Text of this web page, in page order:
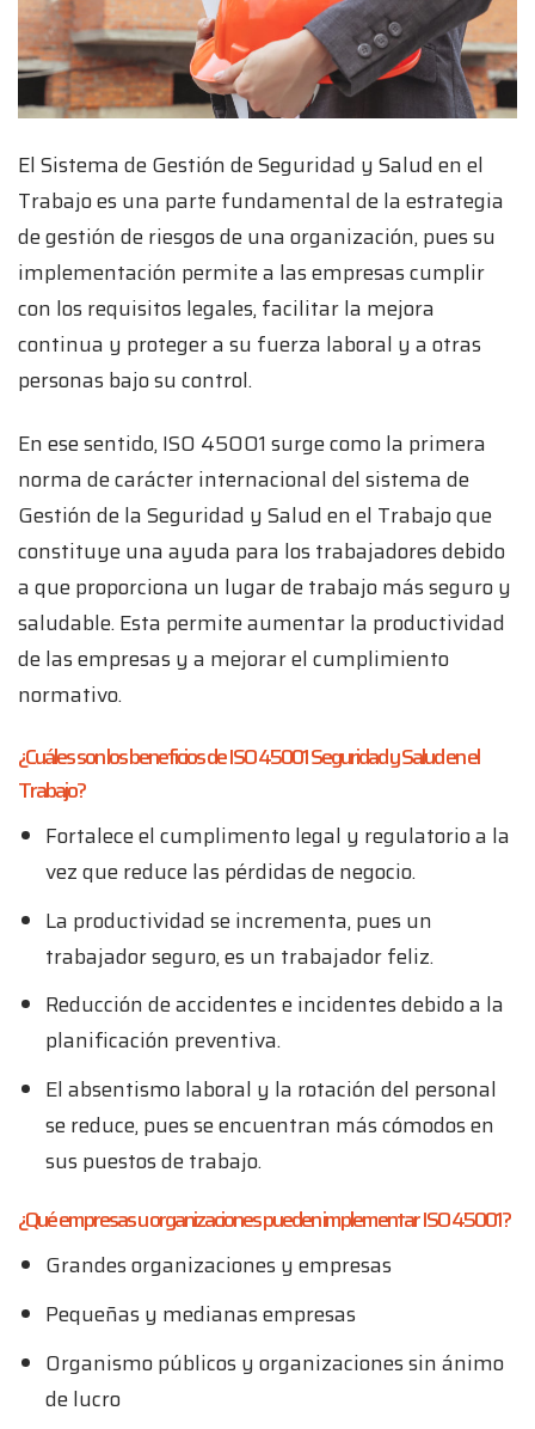
El Sistema de Gestión de Seguridad y Salud en el
Trabajo es una parte fundamental de la estrategia
de gestión de riesgos de una organización, pues su
implementación permite a las empresas cumplir
con los requisitos legales, facilitar la mejora
continua y proteger a su fuerza laboral y a otras
personas bajo su control.
En ese sentido, ISO 45001 surge como la primera
norma de carácter internacional del sistema de
Gestión de la Seguridad y Salud en el Trabajo que
constituye una ayuda para los trabajadores debido
a que proporciona un lugar de trabajo más seguro y
saludable. Esta permite aumentar la productividad
de las empresas y a mejorar el cumplimiento
normativo.
¿Cuáles son los beneficios de ISO 45001 Seguridad y Salud en el
Trabajo?
Fortalece el cumplimento legal y regulatorio a la
vez que reduce las pérdidas de negocio.
La productividad se incrementa, pues un
trabajador seguro, es un trabajador feliz.
Reducción de accidentes e incidentes debido a la
planificación preventiva.
El absentismo laboral y la rotación del personal
se reduce, pues se encuentran más cómodos en
sus puestos de trabajo.
¿Qué empresas u organizaciones pueden implementar ISO 45001?
Grandes organizaciones y empresas
Pequeñas y medianas empresas
Organismo públicos y organizaciones sin ánimo
de lucro